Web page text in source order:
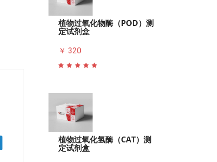
植物过氧化物酶（POD）测
定试剂盒
￥ 320
植物过氧化氢酶（CAT）测
定试剂盒